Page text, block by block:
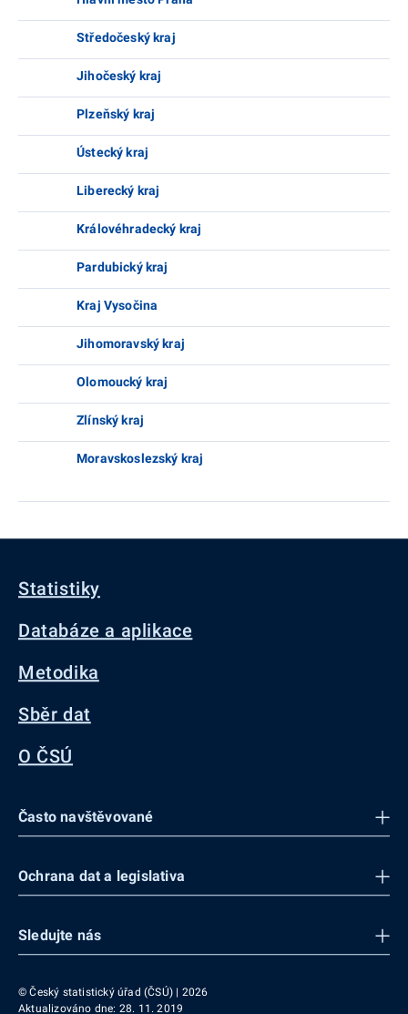
Středočeský kraj
Jihočeský kraj
Plzeňský kraj
Ústecký kraj
Liberecký kraj
Královéhradecký kraj
Pardubický kraj
Kraj Vysočina
Jihomoravský kraj
Olomoucký kraj
Zlínský kraj
Moravskoslezský kraj
Statistiky
Databáze a aplikace
Metodika
Sběr dat
O ČSÚ
Často navštěvované
Ochrana dat a legislativa
Sledujte nás
© Český statistický úřad (ČSÚ) | 2026
Aktualizováno dne: 28. 11. 2019